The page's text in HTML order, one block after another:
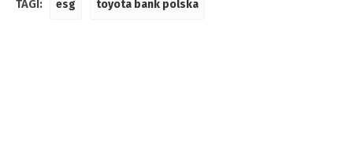
TAGI: esg toyota bank polska